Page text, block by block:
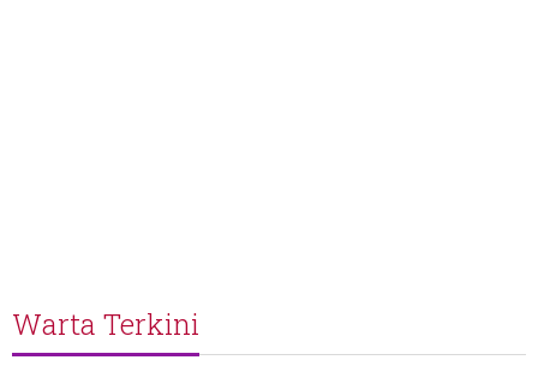
Warta Terkini